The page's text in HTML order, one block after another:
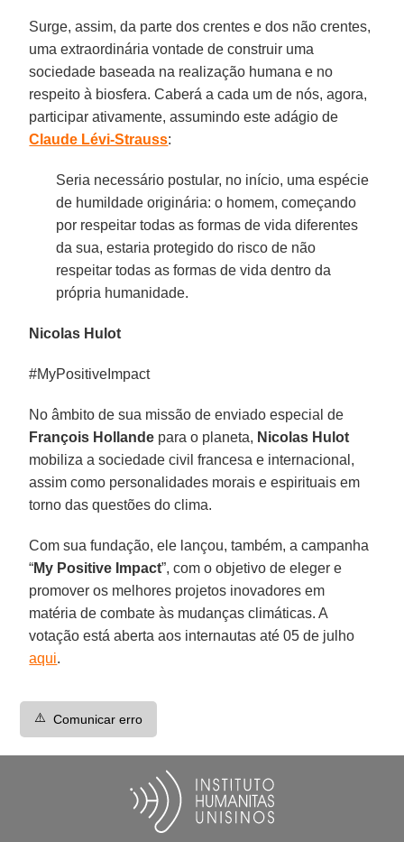
Surge, assim, da parte dos crentes e dos não crentes,
uma extraordinária vontade de construir uma
sociedade baseada na realização humana e no
respeito à biosfera. Caberá a cada um de nós, agora,
participar ativamente, assumindo este adágio de
Claude Lévi-Strauss:
Seria necessário postular, no início, uma espécie
de humildade originária: o homem, começando
por respeitar todas as formas de vida diferentes
da sua, estaria protegido do risco de não
respeitar todas as formas de vida dentro da
própria humanidade.
Nicolas Hulot
#MyPositiveImpact
No âmbito de sua missão de enviado especial de
François Hollande para o planeta, Nicolas Hulot
mobiliza a sociedade civil francesa e internacional,
assim como personalidades morais e espirituais em
torno das questões do clima.
Com sua fundação, ele lançou, também, a campanha
“My Positive Impact”, com o objetivo de eleger e
promover os melhores projetos inovadores em
matéria de combate às mudanças climáticas. A
votação está aberta aos internautas até 05 de julho
aqui.
⚠️ Comunicar erro